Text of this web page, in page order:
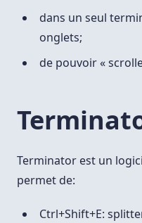
dans un seul
onglets;
de pouvoir «
Terminator est un
permet de:
Ctrl+Shift+E: